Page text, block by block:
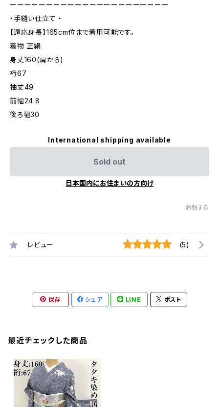
ーーーーーーーーーーーーーーーーーーーーーー
・手縫い仕立て ・
【適応身長】165cm位まで着用可能です。
着物 正絹
身丈160(肩から)
裄67
袖丈49
前幅24.8
後ろ幅30
International shipping available
Sold out
日本国内にお住まいの方向け
通報する
レビュー (5)
保存 シェア LINE ポスト
最近チェックした商品